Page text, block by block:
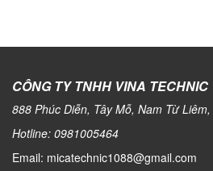
CÔNG TY TNHH VINA TECHNIC
888 Phúc Diễn, Tây Mỗ, Nam Từ
Hotline: 0981005464
Email: micatechnic1088@gmail.com